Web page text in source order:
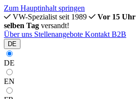
Zum Hauptinhalt springen
VW-Spezialist seit 1989
Vor 15 Uhr
selben Tag versandt!
Über uns Stellenangebote Kontakt B2B
DE
DE
EN